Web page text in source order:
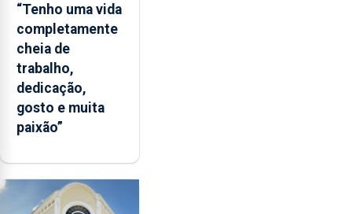
“Tenho uma vida
completamente
cheia de
trabalho,
dedicação,
gosto e muita
paixão”